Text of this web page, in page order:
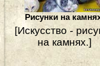
Рисунки на
[Искусство -
на камнях.]